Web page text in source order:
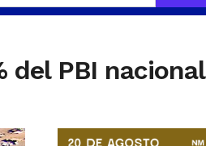
del PBI nacional